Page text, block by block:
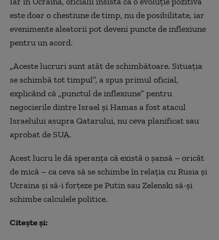
este doar o chestiune de timp, nu de posibilitate, iar
evenimente aleatorii pot deveni puncte de inflexiune
pentru un acord.
„Aceste lucruri sunt atât de schimbătoare. Situația
se schimbă tot timpul”, a spus primul oficial,
explicând că „punctul de inflexiune” pentru
negocierile dintre Israel și Hamas a fost atacul
Israelului asupra Qatarului, nu ceva planificat sau
aprobat de SUA.
Acest lucru le dă speranța că există o șansă – oricât
de mică – ca ceva să se schimbe în relația cu Rusia și
Ucraina și să-i forțeze pe Putin sau Zelenski să-și
schimbe calculele politice.
Citește și: